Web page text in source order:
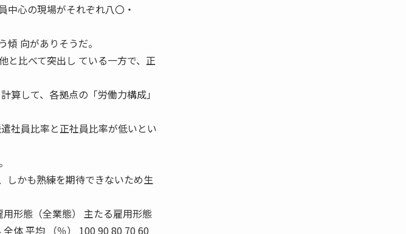
心の現場がそれぞれ八〇・
向がありそうだ。
と比べて突出し ている一方で、正
して、各拠点の「労働力構成」
社員比率と正社員比率が低いとい
しかも熟練を期待できないため生
形態（全業態） 主たる雇用形態
体 平均 （％） 100 90 80 70 60